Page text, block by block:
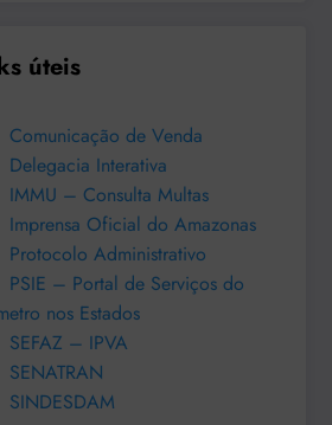
úteis
Comunicação de Venda
Delegacia Interativa
IMMU – Consulta Multas
Imprensa Oficial do Amazonas
Protocolo Administrativo
PSIE – Portal de Serviços do
nos Estados
SEFAZ – IPVA
SENATRAN
SINDESDAM